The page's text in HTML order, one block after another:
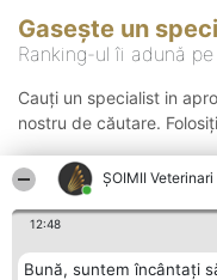
ȘOIMII Veterinari
12:48
Bună, suntem încântați
Gasește un
Ranking-ul îi adună
Cauți un specialist in
nostru de căutare.